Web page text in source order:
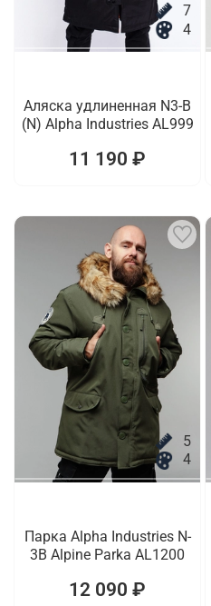
7
4
Аляска удлиненная N3-B
(N) Alpha Industries AL999
11 190 ₽
5
4
Парка Alpha Industries N-
3B Alpine Parka AL1200
12 090 ₽